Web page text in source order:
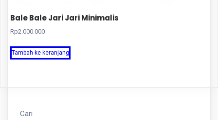
Bale Bale Jari Jari Minimalis
Rp2.000.000
Tambah ke keranjang
Cari